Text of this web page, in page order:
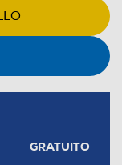
GRATUITO